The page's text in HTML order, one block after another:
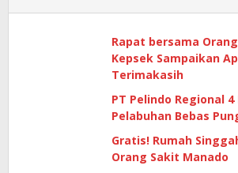
Rapat bersama
Kepsek Sampaikan
Terimakasih
PT Pelindo Regional
Pelabuhan Bebas
Gratis! Rumah
Orang Sakit Manado